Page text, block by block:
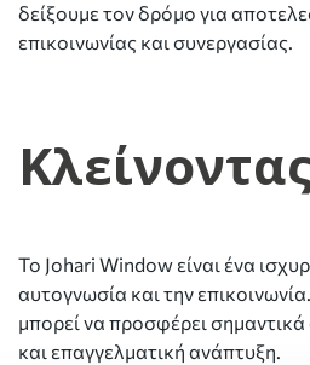
δείξουμε τον δρόμο για
επικοινωνίας και συνεργασίας.
Το Johari Window είναι ένα
αυτογνωσία και την
μπορεί να προσφέρει
και επαγγελματική ανάπτυξη.